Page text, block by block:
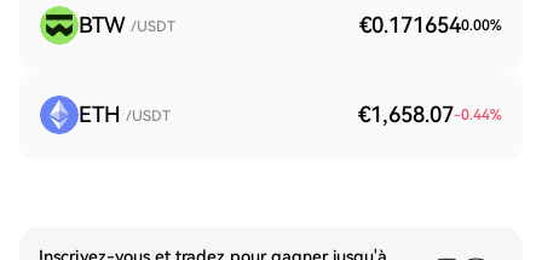
BTW /USDT €0.1716540.00%
ETH /USDT €1,658.07-0.44%